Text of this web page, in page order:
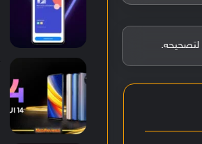
لتصحيحه.